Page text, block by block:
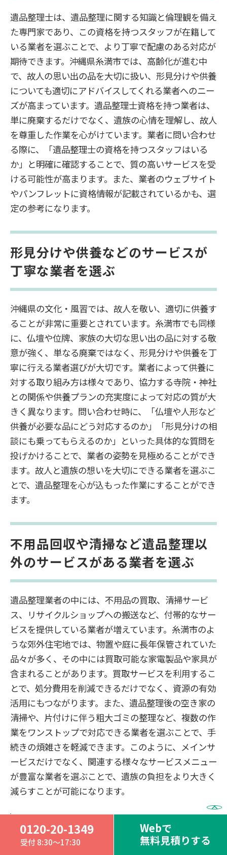
0120-20-1349
受付 8:30～17:30
Webで
無料見積りする
遺品整理士は、遺品整理に関する知識と倫理観を備え
た専門家であり、この資格を持つスタッフが在籍して
いる業者を選ぶことで、より丁寧で配慮のある対応が
期待できます。沖縄県糸満市では、高齢化が進む中
で、故人の思い出の品を大切に扱い、形見分けや供養
についても適切にアドバイスしてくれる業者へのニー
ズが高まっています。遺品整理士資格を持つ業者は、
単に廃棄するだけでなく、遺族の心情を理解し、故人
を尊重した作業を心がけています。業者に問い合わせ
る際に、「遺品整理士の資格を持つスタッフはいる
か」と明確に確認することで、質の高いサービスを受
ける可能性が高まります。また、業者のウェブサイト
やパンフレットに資格情報が記載されているかも、選
定の参考になります。
形見分けや供養などのサービスが
丁寧な業者を選ぶ
沖縄県の文化・風習では、故人を敬い、適切に供養す
ることが非常に重要とされています。糸満市でも同様
に、仏壇や位牌、家族の大切な思い出の品に対する敬
意が強く、単なる廃棄ではなく、形見分けや供養を丁
寧に行える業者選びが大切です。業者によって供養に
対する取り組み方は様々であり、協力する寺院・神社
との関係や供養プランの充実度によって対応の質が大
きく異なります。問い合わせ時に、「仏壇や人形など
供養が必要な品にどう対応するのか」「形見分けの相
談にも乗ってもらえるのか」といった具体的な質問を
投げかけることで、業者の姿勢を見極めることができ
ます。故人と遺族の想いを大切にできる業者を選ぶこ
とで、遺品整理を心が込もった作業にすることができ
ます。
不用品回収や清掃など遺品整理以
外のサービスがある業者を選ぶ
遺品整理業者の中には、不用品の買取、清掃サービ
ス、リサイクルショップへの搬送など、付帯的なサー
ビスを提供している業者が増えています。糸満市のよ
うな郊外住宅地では、物置や庭に長年保管されていた
品々が多く、その中には買取可能な家電製品や家具が
含まれることがあります。買取サービスを利用するこ
とで、処分費用を削減できるだけでなく、資源の有効
活用にもつながります。また、遺品整理後の空き家の
清掃や、片付けに伴う粗大ゴミの整理など、複数の作
業をワンストップで対応できる業者を選ぶことで、手
続きの煩雑さを軽減できます。このように、メインサ
ービスだけでなく、関連する様々なサービスメニュー
が豊富な業者を選ぶことで、遺族の負担をより大きく
減らすことが可能になります。
沖縄県糸満市の遺品整理業者
の見積りを安くするポイント